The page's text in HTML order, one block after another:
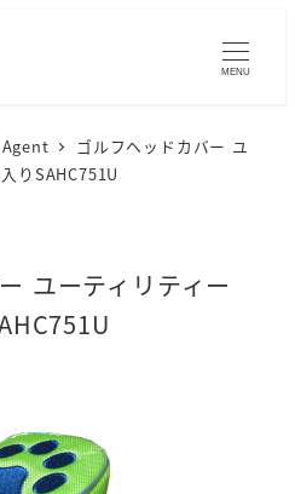
MENU
ゴルフヘッドカバー ユ
りSAHC751U
ユーティリティー